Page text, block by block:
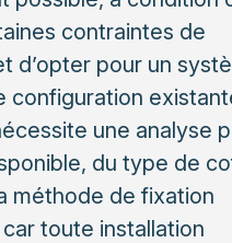
contraintes de
d’opter pour un
configuration
une analyse
du type de
méthode de fixation
toute installation
de fixation selon le type de
et ses exigences
façade pour configurations